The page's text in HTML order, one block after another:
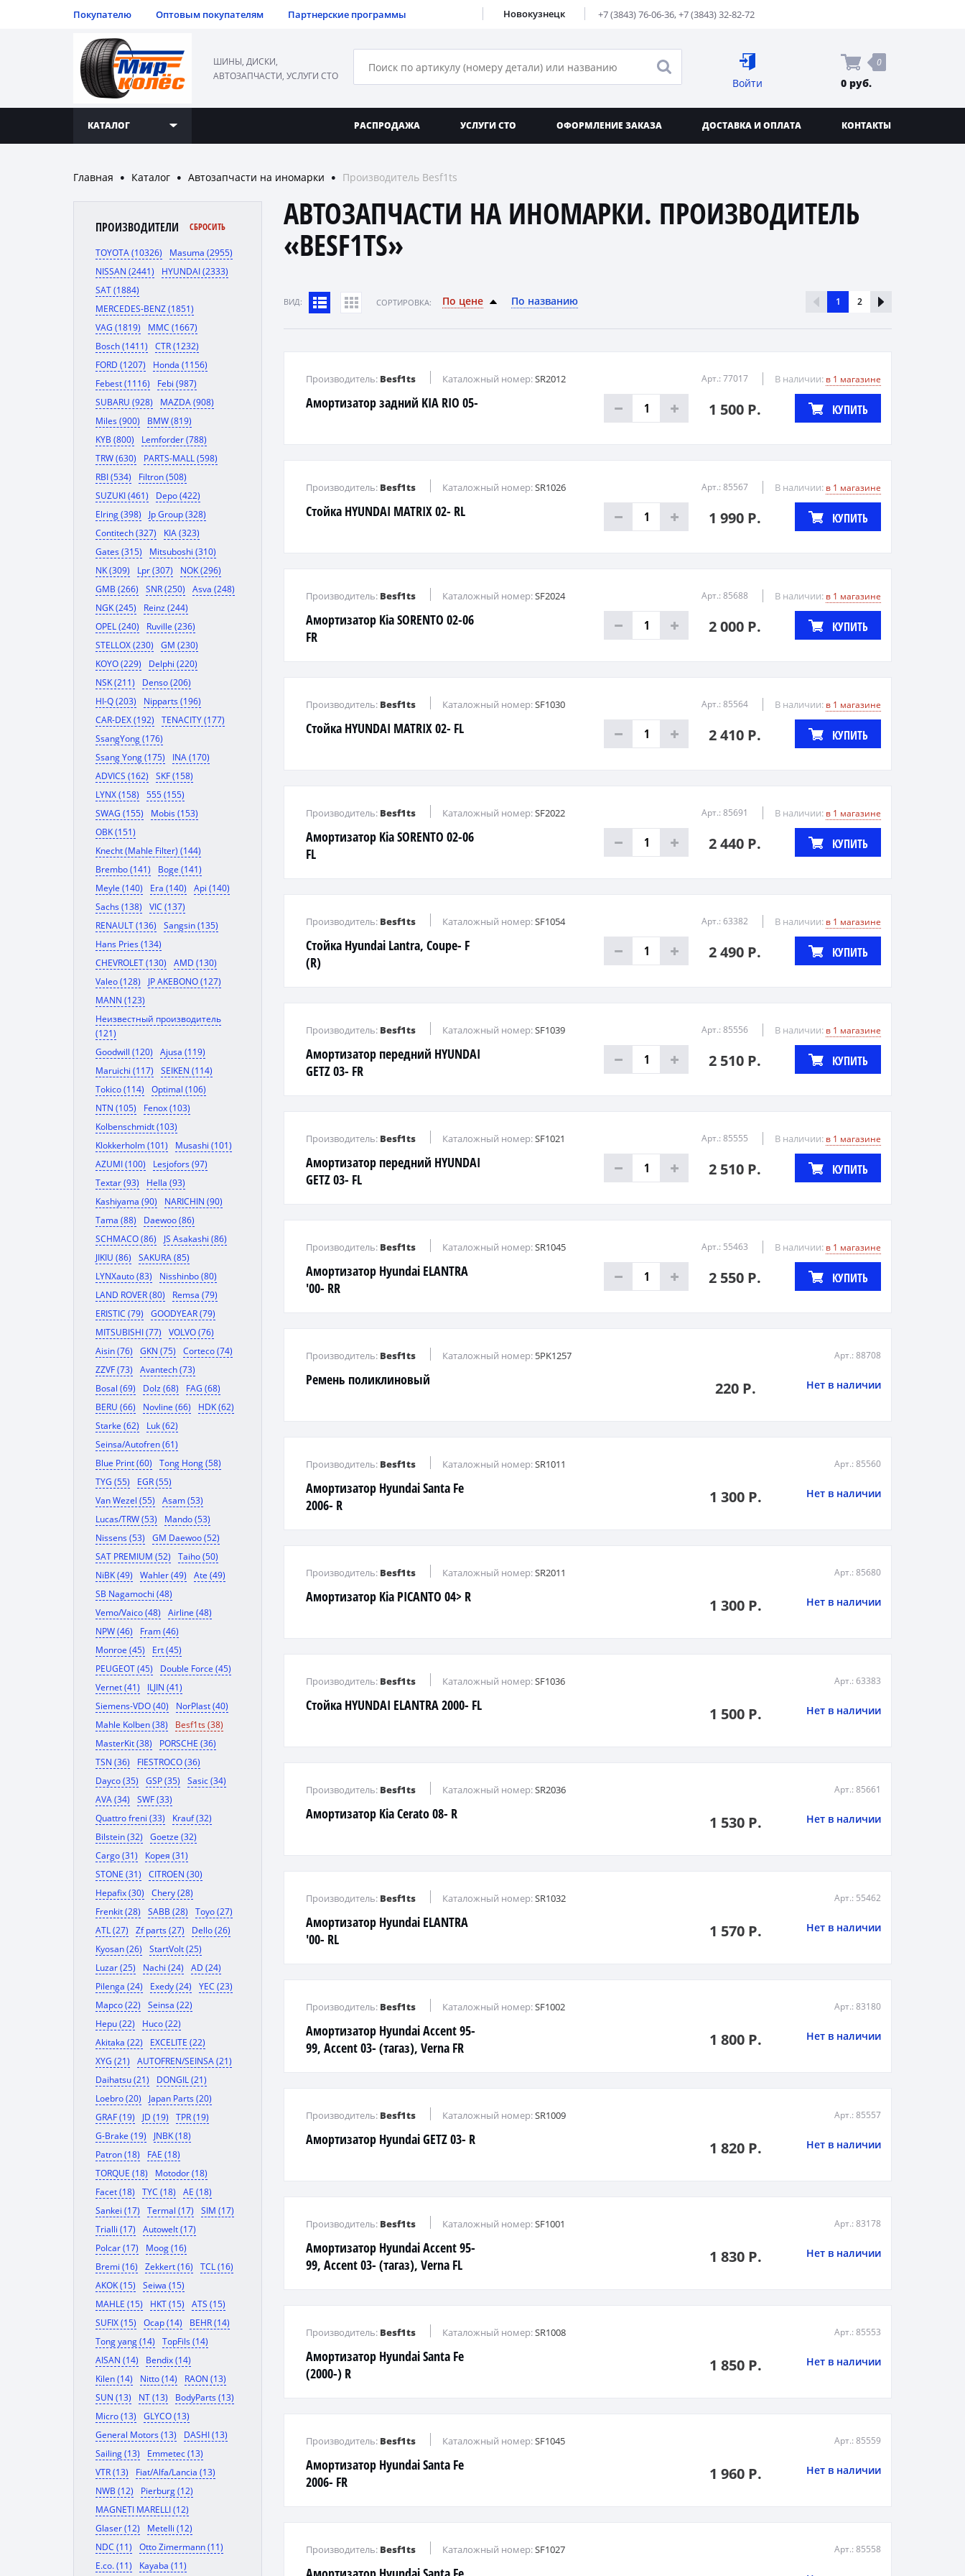
Покупателю Оптовым покупателям Партнерские программы Новокузнецк +7 (3843) 76-06-36,+7 (3843) 32-82-72
ШИНЫ, ДИСКИ,
АВТОЗАПЧАСТИ, УСЛУГИ СТО
Войти
0
0 руб.
КАТАЛОГ РАСПРОДАЖА УСЛУГИ СТО ОФОРМЛЕНИЕ ЗАКАЗА ДОСТАВКА И ОПЛАТА КОНТАКТЫ
Главная ● Каталог ● Автозапчасти на иномарки ● Производитель Besf1ts
ПРОИЗВОДИТЕЛИ СБРОСИТЬ
TOYOTA (10326)
Masuma (2955)
NISSAN (2441)
HYUNDAI (2333)
SAT (1884)
MERCEDES-BENZ (1851)
VAG (1819)
MMC (1667)
Bosch (1411)
CTR (1232)
FORD (1207)
Honda (1156)
Febest (1116)
Febi (987)
SUBARU (928)
MAZDA (908)
Miles (900)
BMW (819)
KYB (800)
Lemforder (788)
TRW (630)
PARTS-MALL (598)
RBI (534)
Filtron (508)
SUZUKI (461)
Depo (422)
Elring (398)
Jp Group (328)
Contitech (327)
KIA (323)
Gates (315)
Mitsuboshi (310)
NK (309)
Lpr (307)
NOK (296)
GMB (266)
SNR (250)
Asva (248)
NGK (245)
Reinz (244)
OPEL (240)
Ruville (236)
STELLOX (230)
GM (230)
KOYO (229)
Delphi (220)
NSK (211)
Denso (206)
HI-Q (203)
Nipparts (196)
CAR-DEX (192)
TENACITY (177)
SsangYong (176)
Ssang Yong (175)
INA (170)
ADVICS (162)
SKF (158)
LYNX (158)
555 (155)
SWAG (155)
Mobis (153)
OBK (151)
Knecht (Mahle Filter) (144)
Brembo (141)
Boge (141)
Meyle (140)
Era (140)
Api (140)
Sachs (138)
VIC (137)
RENAULT (136)
Sangsin (135)
Hans Pries (134)
CHEVROLET (130)
AMD (130)
Valeo (128)
JP AKEBONO (127)
MANN (123)
Неизвестный производитель
(121)
Goodwill (120)
Ajusa (119)
Maruichi (117)
SEIKEN (114)
Tokico (114)
Optimal (106)
NTN (105)
Fenox (103)
Kolbenschmidt (103)
Klokkerholm (101)
Musashi (101)
AZUMI (100)
Lesjofors (97)
Textar (93)
Hella (93)
Kashiyama (90)
NARICHIN (90)
Tama (88)
Daewoo (86)
SCHMACO (86)
JS Asakashi (86)
JIKIU (86)
SAKURA (85)
LYNXauto (83)
Nisshinbo (80)
LAND ROVER (80)
Remsa (79)
ERISTIC (79)
GOODYEAR (79)
MITSUBISHI (77)
VOLVO (76)
Aisin (76)
GKN (75)
Corteco (74)
ZZVF (73)
Avantech (73)
Bosal (69)
Dolz (68)
FAG (68)
BERU (66)
Novline (66)
HDK (62)
Starke (62)
Luk (62)
Seinsa/Autofren (61)
Blue Print (60)
Tong Hong (58)
TYG (55)
EGR (55)
Van Wezel (55)
Asam (53)
Lucas/TRW (53)
Mando (53)
Nissens (53)
GM Daewoo (52)
SAT PREMIUM (52)
Taiho (50)
NiBK (49)
Wahler (49)
Ate (49)
SB Nagamochi (48)
Vemo/Vaico (48)
Airline (48)
NPW (46)
Fram (46)
Monroe (45)
Ert (45)
PEUGEOT (45)
Double Force (45)
Vernet (41)
ILJIN (41)
Siemens-VDO (40)
NorPlast (40)
Mahle Kolben (38)
Besf1ts (38)
MasterKit (38)
PORSCHE (36)
TSN (36)
FIESTROCO (36)
Dayco (35)
GSP (35)
Sasic (34)
AVA (34)
SWF (33)
Quattro freni (33)
Krauf (32)
Bilstein (32)
Goetze (32)
Cargo (31)
Корея (31)
STONE (31)
CITROEN (30)
Hepafix (30)
Chery (28)
Frenkit (28)
SABB (28)
Toyo (27)
ATL (27)
Zf parts (27)
Dello (26)
Kyosan (26)
StartVolt (25)
Luzar (25)
Nachi (24)
AD (24)
Pilenga (24)
Exedy (24)
YEC (23)
Mapco (22)
Seinsa (22)
Hepu (22)
Huco (22)
Akitaka (22)
EXCELITE (22)
XYG (21)
AUTOFREN/SEINSA (21)
Daihatsu (21)
DONGIL (21)
Loebro (20)
Japan Parts (20)
GRAF (19)
JD (19)
TPR (19)
G-Brake (19)
JNBK (18)
Patron (18)
FAE (18)
TORQUE (18)
Motodor (18)
Facet (18)
TYC (18)
AE (18)
Sankei (17)
Termal (17)
SIM (17)
Trialli (17)
Autowelt (17)
Polcar (17)
Moog (16)
Bremi (16)
Zekkert (16)
TCL (16)
AKOK (15)
Seiwa (15)
MAHLE (15)
HKT (15)
ATS (15)
SUFIX (15)
Ocap (14)
BEHR (14)
Tong yang (14)
TopFils (14)
AISAN (14)
Bendix (14)
Kilen (14)
Nitto (14)
RAON (13)
SUN (13)
NT (13)
BodyParts (13)
Micro (13)
GLYCO (13)
General Motors (13)
DASHI (13)
Sailing (13)
Emmetec (13)
VTR (13)
Fiat/Alfa/Lancia (13)
NWB (12)
Pierburg (12)
MAGNETI MARELLI (12)
Glaser (12)
Metelli (12)
NDC (11)
Otto Zimermann (11)
E.co. (11)
Kayaba (11)
АВТОЗАПЧАСТИ НА ИНОМАРКИ. ПРОИЗВОДИТЕЛЬ
«BESF1TS»
ВИД: CОРТИРОВКА: По цене По названию 1 2
Амортизатор задний KIA RIO 05-
Производитель: Besf1ts Каталожный номер:SR2012 Арт.: 77017 В наличии: в 1 магазине
1 500 Р. КУПИТЬ
Стойка HYUNDAI MATRIX 02- RL
Производитель: Besf1ts Каталожный номер:SR1026 Арт.: 85567 В наличии: в 1 магазине
1 990 Р. КУПИТЬ
Амортизатор Kia SORENTO 02-06
FR
Производитель: Besf1ts Каталожный номер:SF2024 Арт.: 85688 В наличии: в 1 магазине
2 000 Р. КУПИТЬ
Стойка HYUNDAI MATRIX 02- FL
Производитель: Besf1ts Каталожный номер:SF1030 Арт.: 85564 В наличии: в 1 магазине
2 410 Р. КУПИТЬ
Амортизатор Kia SORENTO 02-06
FL
Производитель: Besf1ts Каталожный номер:SF2022 Арт.: 85691 В наличии: в 1 магазине
2 440 Р. КУПИТЬ
Стойка Hyundai Lantra, Coupe- F
(R)
Производитель: Besf1ts Каталожный номер:SF1054 Арт.: 63382 В наличии: в 1 магазине
2 490 Р. КУПИТЬ
Амортизатор передний HYUNDAI
GETZ 03- FR
Производитель: Besf1ts Каталожный номер:SF1039 Арт.: 85556 В наличии: в 1 магазине
2 510 Р. КУПИТЬ
Амортизатор передний HYUNDAI
GETZ 03- FL
Производитель: Besf1ts Каталожный номер:SF1021 Арт.: 85555 В наличии: в 1 магазине
2 510 Р. КУПИТЬ
Амортизатор Hyundai ELANTRA
'00- RR
Производитель: Besf1ts Каталожный номер:SR1045 Арт.: 55463 В наличии: в 1 магазине
2 550 Р. КУПИТЬ
Ремень поликлиновый
Производитель: Besf1ts Каталожный номер: 5PK1257 Арт.: 88708
220 Р. Нет в наличии
Амортизатор Hyundai Santa Fe
2006- R
Производитель: Besf1ts Каталожный номер:SR1011 Арт.: 85560
1 300 Р. Нет в наличии
Амортизатор Kia PICANTO 04> R
Производитель: Besf1ts Каталожный номер:SR2011 Арт.: 85680
1 300 Р. Нет в наличии
Стойка HYUNDAI ELANTRA 2000- FL
Производитель: Besf1ts Каталожный номер:SF1036 Арт.: 63383
1 500 Р. Нет в наличии
Амортизатор Kia Cerato 08- R
Производитель: Besf1ts Каталожный номер:SR2036 Арт.: 85661
1 530 Р. Нет в наличии
Амортизатор Hyundai ELANTRA
'00- RL
Производитель: Besf1ts Каталожный номер:SR1032 Арт.: 55462
1 570 Р. Нет в наличии
Амортизатор Hyundai Accent 95-
99, Accent 03- (тагаз), Verna FR
Производитель: Besf1ts Каталожный номер:SF1002 Арт.: 83180
1 800 Р. Нет в наличии
Амортизатор Hyundai GETZ 03- R
Производитель: Besf1ts Каталожный номер:SR1009 Арт.: 85557
1 820 Р. Нет в наличии
Амортизатор Hyundai Accent 95-
99, Accent 03- (тагаз), Verna FL
Производитель: Besf1ts Каталожный номер:SF1001 Арт.: 83178
1 830 Р. Нет в наличии
Амортизатор Hyundai Santa Fe
(2000-) R
Производитель: Besf1ts Каталожный номер:SR1008 Арт.: 85553
1 850 Р. Нет в наличии
Амортизатор Hyundai Santa Fe
2006- FR
Производитель: Besf1ts Каталожный номер:SF1045 Арт.: 85559
1 960 Р. Нет в наличии
Производитель: Besf1ts Каталожный номер:SF1027 Арт.: 85558